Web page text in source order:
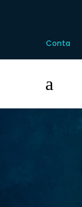
Conta